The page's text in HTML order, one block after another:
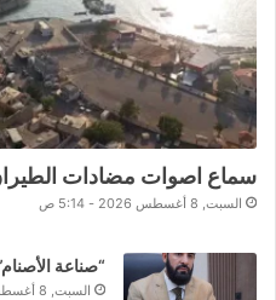
سماع اصوات مضادات
السبت, 8 أغسطس 2026 - 5:14 ص
“صناعة
السبت, 8 أغسطس 2026 - 1:19 ص